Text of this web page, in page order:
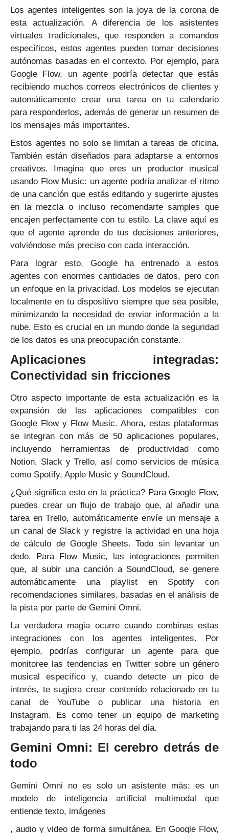
Los agentes inteligentes son la joya de la corona de
esta actualización. A diferencia de los asistentes
virtuales tradicionales, que responden a comandos
específicos, estos agentes pueden tomar decisiones
autónomas basadas en el contexto. Por ejemplo, para
Google Flow, un agente podría detectar que estás
recibiendo muchos correos electrónicos de clientes y
automáticamente crear una tarea en tu calendario
para responderlos, además de generar un resumen de
los mensajes más importantes.
Estos agentes no solo se limitan a tareas de oficina.
También están diseñados para adaptarse a entornos
creativos. Imagina que eres un productor musical
usando Flow Music: un agente podría analizar el ritmo
de una canción que estás editando y sugerirte ajustes
en la mezcla o incluso recomendarte samples que
encajen perfectamente con tu estilo. La clave aquí es
que el agente aprende de tus decisiones anteriores,
volviéndose más preciso con cada interacción.
Para lograr esto, Google ha entrenado a estos
agentes con enormes cantidades de datos, pero con
un enfoque en la privacidad. Los modelos se ejecutan
localmente en tu dispositivo siempre que sea posible,
minimizando la necesidad de enviar información a la
nube. Esto es crucial en un mundo donde la seguridad
de los datos es una preocupación constante.
Aplicaciones integradas:
Conectividad sin fricciones
Otro aspecto importante de esta actualización es la
expansión de las aplicaciones compatibles con
Google Flow y Flow Music. Ahora, estas plataformas
se integran con más de 50 aplicaciones populares,
incluyendo herramientas de productividad como
Notion, Slack y Trello, así como servicios de música
como Spotify, Apple Music y SoundCloud.
¿Qué significa esto en la práctica? Para Google Flow,
puedes crear un flujo de trabajo que, al añadir una
tarea en Trello, automáticamente envíe un mensaje a
un canal de Slack y registre la actividad en una hoja
de cálculo de Google Sheets. Todo sin levantar un
dedo. Para Flow Music, las integraciones permiten
que, al subir una canción a SoundCloud, se genere
automáticamente una playlist en Spotify con
recomendaciones similares, basadas en el análisis de
la pista por parte de Gemini Omni.
La verdadera magia ocurre cuando combinas estas
integraciones con los agentes inteligentes. Por
ejemplo, podrías configurar un agente para que
monitoree las tendencias en Twitter sobre un género
musical específico y, cuando detecte un pico de
interés, te sugiera crear contenido relacionado en tu
canal de YouTube o publicar una historia en
Instagram. Es como tener un equipo de marketing
trabajando para ti las 24 horas del día.
Gemini Omni: El cerebro detrás de
todo
Gemini Omni no es solo un asistente más; es un
modelo de inteligencia artificial multimodal que
entiende texto, imágenes
, audio y video de forma simultánea. En Google Flow,